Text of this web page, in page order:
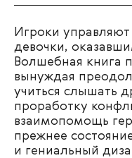
Игроки
девочки,
Волшебная книга
вынуждая
учиться слышать
проработку
взаимопомощь
прежнее
и гениальный